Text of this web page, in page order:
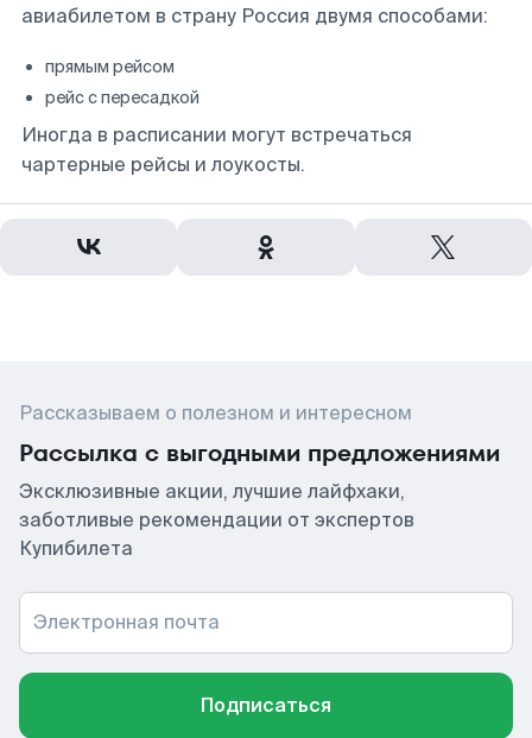
авиабилетом в страну Россия двумя способами:
прямым рейсом
рейс с пересадкой
Иногда в расписании могут встречаться
чартерные рейсы и лоукосты.
Рассказываем о полезном и интересном
Рассылка с выгодными предложениями
Эксклюзивные акции, лучшие лайфхаки,
заботливые рекомендации от экспертов
Купибилета
Электронная почта
Подписаться